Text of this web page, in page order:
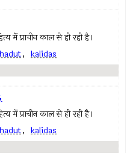
में प्राचीन काल से ही रही है।
, kalidas
में प्राचीन काल से ही रही है।
, kalidas